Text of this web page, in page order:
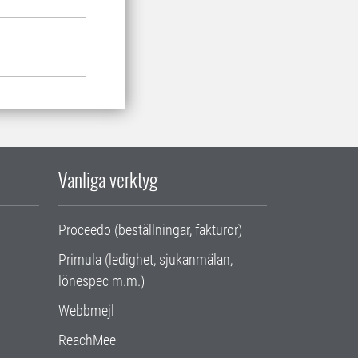
Vanliga verktyg
Proceedo (beställningar, fakturor)
Primula (ledighet, sjukanmälan,
lönespec m.m.)
Webbmejl
ReachMee